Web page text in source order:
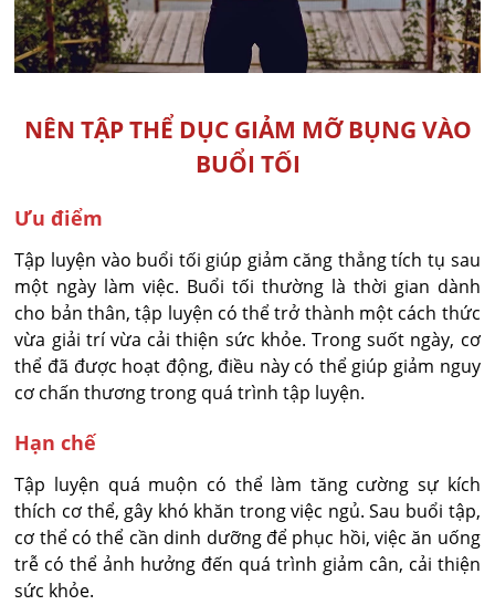
NÊN TẬP THỂ DỤC GIẢM MỠ BỤNG VÀO
BUỔI TỐI
Ưu điểm
Tập luyện vào buổi tối giúp giảm căng thẳng tích tụ sau
một ngày làm việc. Buổi tối thường là thời gian dành
cho bản thân, tập luyện có thể trở thành một cách thức
vừa giải trí vừa cải thiện sức khỏe. Trong suốt ngày, cơ
thể đã được hoạt động, điều này có thể giúp giảm nguy
cơ chấn thương trong quá trình tập luyện.
Hạn chế
Tập luyện quá muộn có thể làm tăng cường sự kích
thích cơ thể, gây khó khăn trong việc ngủ. Sau buổi tập,
cơ thể có thể cần dinh dưỡng để phục hồi, việc ăn uống
trễ có thể ảnh hưởng đến quá trình giảm cân, cải thiện
sức khỏe.